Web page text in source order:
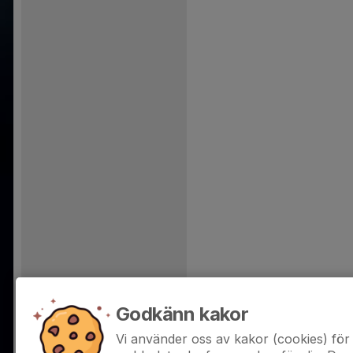
Godkänn kakor
Vi använder oss av kakor (cookies)